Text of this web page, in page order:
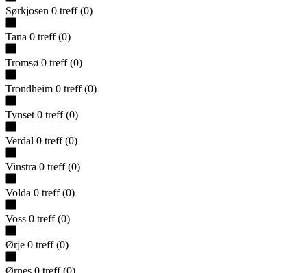
Sørkjosen 0 treff (0)
Tana 0 treff (0)
Tromsø 0 treff (0)
Trondheim 0 treff (0)
Tynset 0 treff (0)
Verdal 0 treff (0)
Vinstra 0 treff (0)
Volda 0 treff (0)
Voss 0 treff (0)
Ørje 0 treff (0)